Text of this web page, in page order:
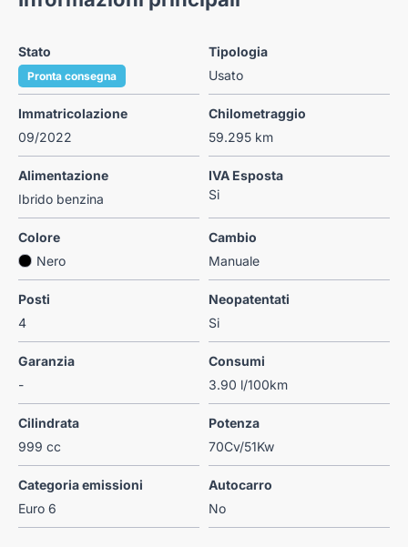
Stato
Pronta consegna
Tipologia
Usato
Immatricolazione
09/2022
Chilometraggio
59.295 km
Alimentazione
Ibrido benzina
IVA Esposta
Si
Colore
Nero
Cambio
Manuale
Posti
4
Neopatentati
Si
Garanzia
-
Consumi
3.90 l/100km
Cilindrata
999 cc
Potenza
70Cv/51Kw
Categoria emissioni
Euro 6
Autocarro
No